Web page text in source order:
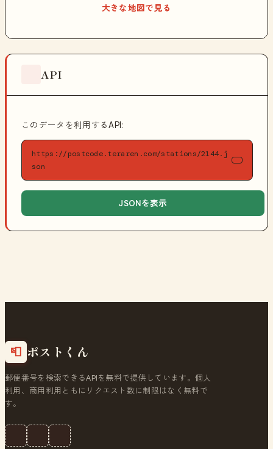
大きな地図で見る
API
このデータを利用するAPI:
https://postcode.teraren.com/stations/2144.j
son
JSONを表示
📮 ポストくん
郵便番号を検索できるAPIを無料で提供しています。個人
利用、商用利用ともにリクエスト数に制限はなく無料で
す。